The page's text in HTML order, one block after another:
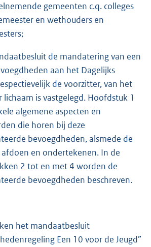
gemeenten c.q. colleges
en wethouders en
de mandatering van een
aan het Dagelijks
de voorzitter, van het
lichaam is vastgelegd. Hoofdstuk 1
algemene aspecten en
die horen bij deze
bevoegdheden, alsmede de
afdoen en ondertekenen. In de
2 tot en met 4 worden de
bevoegdheden beschreven.
het mandaatbesluit
Een 10 voor de Jeugd”